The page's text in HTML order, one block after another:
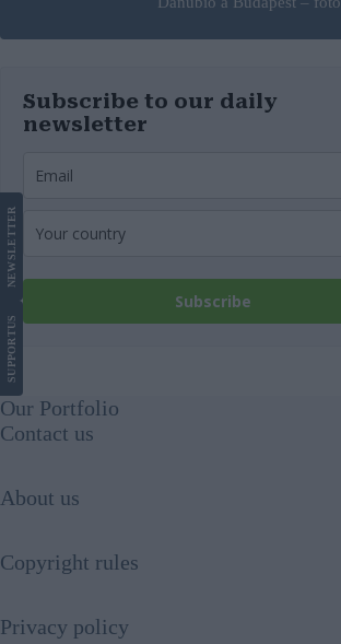
Subscribe to our daily
newsletter
Subscribe
SUPPORT
US
NEWS
LETTER
Our Portfolio
Contact us
About us
Copyright rules
Privacy policy